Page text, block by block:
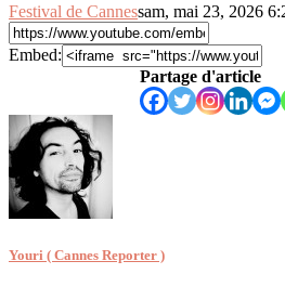
Festival de Cannessam, mai 23, 2026
Embed:
Partage d'article
Youri ( Cannes Reporter )